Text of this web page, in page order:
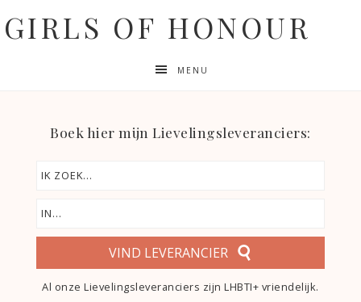
GIRLS OF HONOUR
MENU
Boek hier mijn Lievelingsleveranciers:
VIND LEVERANCIER
Al onze Lievelingsleveranciers zijn LHBTI+ vriendelijk.